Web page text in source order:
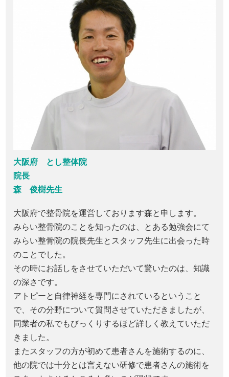
大阪府 とし整体院
院長
森 俊樹先生
大阪府で整骨院を運営しております森と申します。
みらい整骨院のことを知ったのは、とある勉強会にて
みらい整骨院の院長先生とスタッフ先生に出会った時
のことでした。
その時にお話しをさせていただいて驚いたのは、知識
の深さです。
アトピーと自律神経を専門にされているということ
で、その分野について質問させていただきましたが、
同業者の私でもびっくりするほど詳しく教えていただ
きました。
またスタッフの方が初めて患者さんを施術するのに、
他の院では十分とは言えない研修で患者さんの施術を